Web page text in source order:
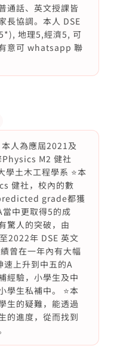
通話、英文授課皆
長協調。本人 DSE
地理5,經濟5, 可
意可 whatsapp 聯
本人為應屆2021及
Physics M2 健社
學土木工程學系 ⭐️本
健社，校內的數
grade都獲
當中更取得5的成
驚人的突破，由
2022年 DSE 英文
曾在一年內有大幅
速上升到中五的A
經驗，小學生及中
學生私補中。 ⭐️本
生的疑難，能透過
的進度，從而找到